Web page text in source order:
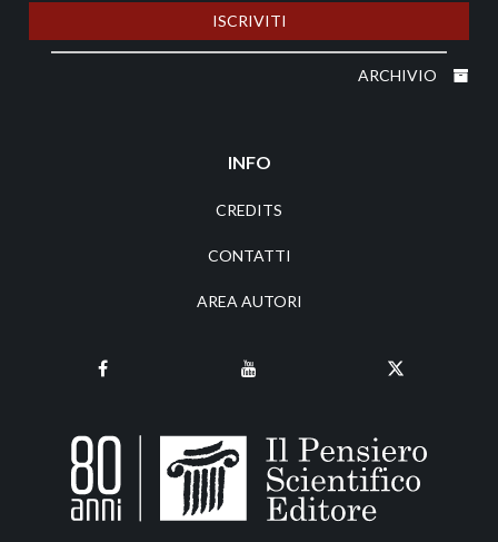
ISCRIVITI
ARCHIVIO
INFO
CREDITS
CONTATTI
AREA AUTORI